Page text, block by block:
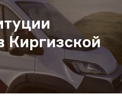
Киргизской